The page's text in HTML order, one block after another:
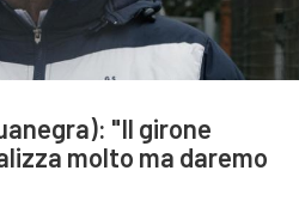
"Il girone
molto ma daremo